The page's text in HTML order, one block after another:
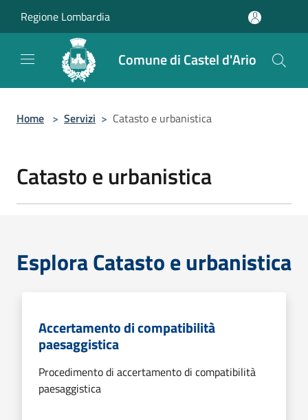
Regione Lombardia
Comune di Castel d'Ario
Home > Servizi > Catasto e urbanistica
Catasto e urbanistica
Esplora Catasto e urbanistica
Accertamento di compatibilità
paesaggistica
Procedimento di accertamento di compatibilità
paesaggistica